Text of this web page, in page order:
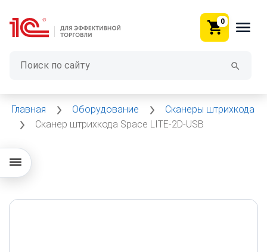
0
Главная Оборудование
Сканеры штрихкода
Сканер штрихкода Space LITE-2D-USB